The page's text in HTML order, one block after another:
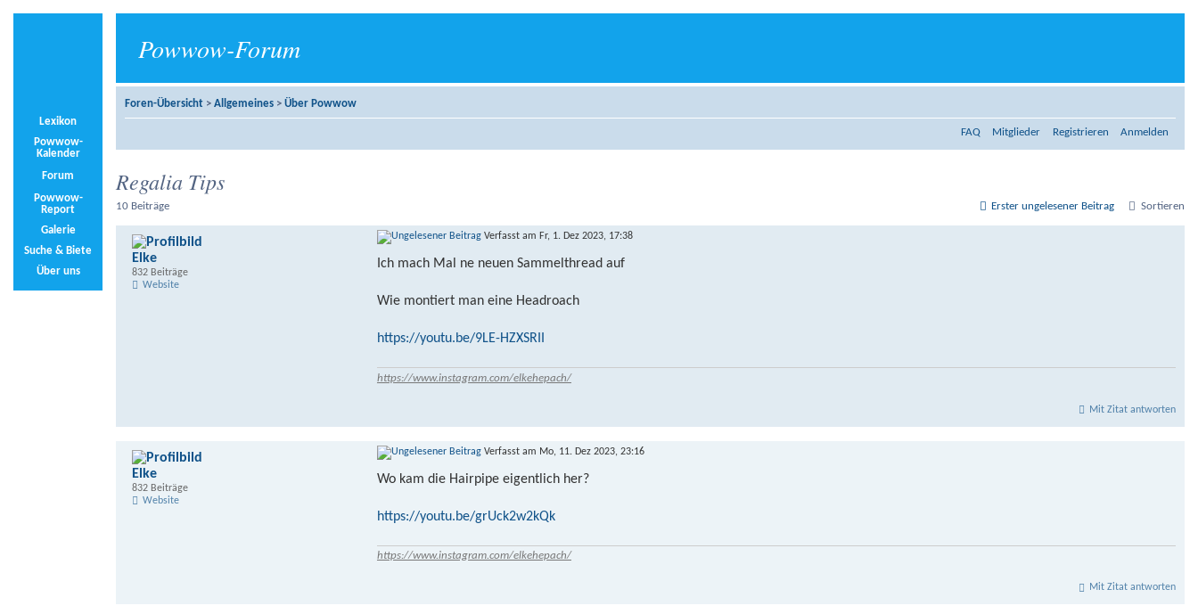
Powwow-Forum
Lexikon
Powwow-
Kalender
Forum
Powwow-
Report
Galerie
Suche & Biete
Über uns
Foren-Übersicht > Allgemeines > Über Powwow
FAQ Mitglieder Registrieren Anmelden
Regalia Tips
10 Beiträge Erster ungelesener Beitrag Sortieren
Verfasst am Fr, 1. Dez 2023, 17:38
Ich mach Mal ne neuen Sammelthread auf
Wie montiert man eine Headroach
https://youtu.be/9LE-HZXSRII
https://www.instagram.com/elkehepach/
Mit Zitat antworten
Elke
832 Beiträge
Website
Verfasst am Mo, 11. Dez 2023, 23:16
Wo kam die Hairpipe eigentlich her?
https://youtu.be/grUck2w2kQk
https://www.instagram.com/elkehepach/
Mit Zitat antworten
Elke
832 Beiträge
Website